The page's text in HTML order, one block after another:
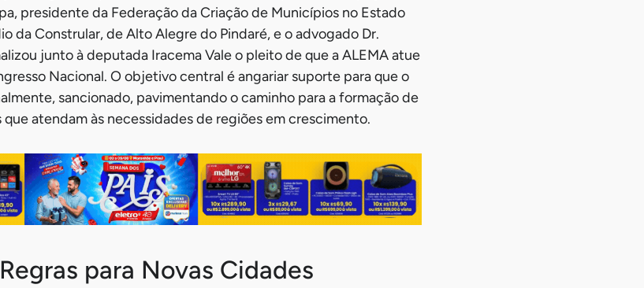
presidente da Federação da Criação de Municípios no Estado
da Constrular, de Alto Alegre do Pindaré, e o advogado Dr.
junto à deputada Iracema Vale o pleito de que a ALEMA atue
Nacional. O objetivo central é angariar suporte para que o
sancionado, pavimentando o caminho para a formação de
atendam às necessidades de regiões em crescimento.
para Novas Cidades